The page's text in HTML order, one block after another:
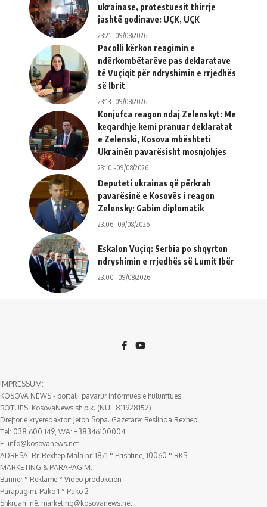
ukrainase, protestuesit thirrje
jashtë godinave: UÇK, UÇK
23:21 -09/08/2026
Pacolli kërkon reagimin e
ndërkombëtarëve pas deklaratave
të Vuçiqit për ndryshimin e rrjedhës
së Ibrit
23:13 -09/08/2026
Konjufca reagon ndaj Zelenskyt: Me
keqardhje kemi pranuar deklaratat
e Zelenski, Kosova mbështeti
Ukrainën pavarësisht mosnjohjes
23:10 -09/08/2026
Deputeti ukrainas që përkrah
pavarësinë e Kosovës i reagon
Zelensky: Gabim diplomatik
23:06 -09/08/2026
Eskalon Vuçiq: Serbia po shqyrton
ndryshimin e rrjedhës së Lumit Ibër
23:00 -09/08/2026
IMPRESSUM:
KOSOVA NEWS - portal i pavarur informues e hulumtues
BOTUES: KosovaNews sh.p.k. (NUI: 811928152)
Drejtor e kryeredaktor: Jeton Sopa. Gazetare: Beslinda Rexhepi.
Tel: 038 600 149, WA: +38346100004.
E: info@kosovanews.net
ADRESA: Rr. Rexhep Mala nr. 18/1 ° Prishtinë, 10060 ° RKS
MARKETING & PARAPAGIM:
Banner ° Reklamë ° Video produkcion
Parapagim: Pako 1 ° Pako 2
Shkruani në: marketing@kosovanews.net